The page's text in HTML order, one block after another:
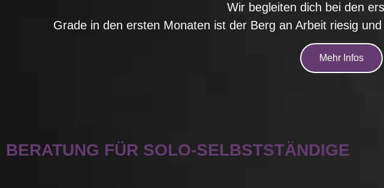
Wir begleiten dich bei den
Grade in den ersten Monaten ist der Berg an Arbeit riesig
Mehr Infos
BERATUNG FÜR SOLO-SELBSTSTÄNDIGE